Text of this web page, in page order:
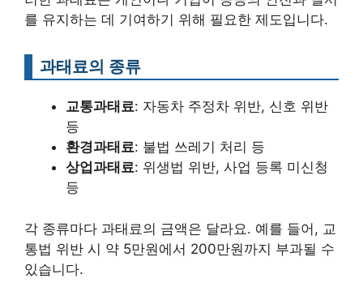
를 유지하는 데 기여하기 위해 필요한 제도입니다.
과태료의 종류
교통과태료: 자동차 주정차 위반, 신호 위반
등
환경과태료: 불법 쓰레기 처리 등
상업과태료: 위생법 위반, 사업 등록 미신청
등
각 종류마다 과태료의 금액은 달라요. 예를 들어, 교
통법 위반 시 약 5만원에서 200만원까지 부과될 수
있습니다.